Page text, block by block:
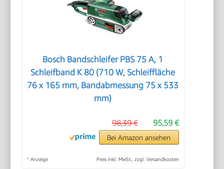
Bosch Bandschleifer PBS 75 A, 1
Schleifband K 80 (710 W, Schleiffläche
76 x 165 mm, Bandabmessung 75 x 533
mm)
95,59 €
98,39 €
Bei Amazon ansehen
* Anzeige Preis inkl. MwSt., zzgl. Versandkosten